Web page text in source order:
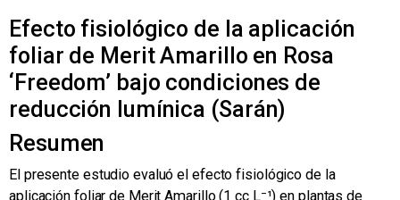
Efecto fisiológico de la aplicación
foliar de Merit Amarillo en Rosa
‘Freedom’ bajo condiciones de
reducción lumínica (Sarán)
Resumen
El presente estudio evaluó el efecto fisiológico de la
aplicación foliar de Merit Amarillo (1 cc L⁻¹) en plantas de